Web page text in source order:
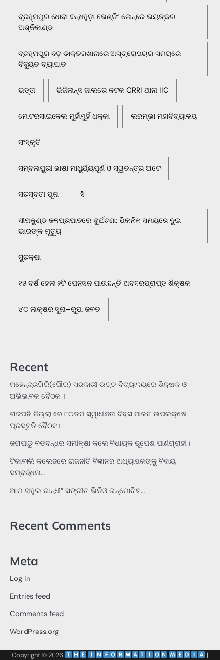
ବ୍ରହ୍ମପୁର ଧୋବା ବନ୍ଧହୁଡ଼ା ଭେଣ୍ଡିଂ ଜୋନ୍‌ରେ ଭୟଙ୍କର
ଅଗ୍ନିକାଣ୍ଡ
ବ୍ରହ୍ମପୁର ବଡ଼ ଡାକ୍ତରଖାନାରେ ଅସ୍ତ୍ରୋପଚାର ସମୟରେ
ବିଦ୍ୟୁତ ବ୍ୟାଘାତ
ଭତ୍ତା ଭିଜିଲାନ୍ସ ଜାଲରେ କଟକ CRRI ଥାନା IIC
ମୋଟରସାଇକେଲ ମୁହାଁମୁହିଁ ଧକ୍କା ଲରମ୍ଭା ମହାବିଦ୍ୟାଳୟ
ସଂସ୍କୃତି
ସମ୍ବଲପୁରୀ ଭାଷା ମାଧୁର୍ଯ୍ୟପୂର୍ଣ ଓ ସ୍ୱତନ୍ତ୍ର ଅଟେ
ସରସ୍ବତୀ ପୂଜା ସି
ସୀତାକୁଣ୍ଡ ଜଳପ୍ରପାତରେ ଦୁର୍ଘଟଣା: ପିକନିକ ସମୟରେ ଦୁଇ
ଭାଇଙ୍କ ମୃତ୍ୟୁ
ସୁରକ୍ଷା
୧୫ ବର୍ଷ ହେଲା ୨ଟି ପେନସନ ପାଉଛନ୍ତି ଅବସରପ୍ରାପ୍ତ ଶିକ୍ଷକ
୪୦ ଲକ୍ଷର ସୁନା–ରୁପା ଜବତ
Recent
ମହେନ୍ଦ୍ରଗିରି(ପୌର) ସରକାରୀ ଉଚ୍ଚ ବିଦ୍ୟାଳୟରେ ଶିକ୍ଷକ ଓ
ଅଭିଭାବକ ବୈଠକ ।
ଗଜପତି ଜିଲ୍ଲା ରେ ୮୦ତମ ସ୍ୱାଧୀନତା ଦିବସ ପାଳନ ଉପଲକ୍ଷେ
ପ୍ରସ୍ତୁତି ବୈଠକ।
ଜଗପାଡୁ ବଡବନ୍ଧର ସମୀକ୍ଷା କଲେ ବିଧାୟକ ରୂପେଶ ପାଣିଗ୍ରାହୀ।
ଟିକାବାଲି କଲେଜରେ ରାଜନୀତି ବିଜ୍ଞାନର ଅଧ୍ୟାପକଙ୍କୁ ବିଦାୟ
ସମ୍ବର୍ଦ୍ଧନା…
ଆମ ରାହୁଲ ଗାନ୍ଧୀ” ସଙ୍ଗୀତ ଭିଡିଓ ଉନ୍ମୋଚିତ…
Recent Comments
Meta
Log in
Entries feed
Comments feed
WordPress.org
Copyright © 2026
|